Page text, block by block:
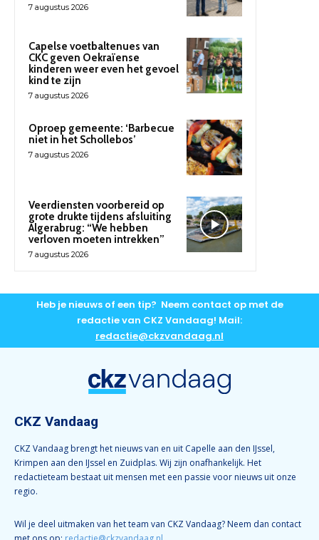
7 augustus 2026
Capelse voetbaltenues van
CKC geven Oekraïense
kinderen weer even het gevoel
kind te zijn
7 augustus 2026
Oproep gemeente: ‘Barbecue
niet in het Schollebos’
7 augustus 2026
Veerdiensten voorbereid op
grote drukte tijdens afsluiting
Algerabrug: “We hebben
verloven moeten intrekken”
7 augustus 2026
Heb je nieuws of een tip? Neem contact op met de
redactie van CKZ Vandaag! Mail:
redactie@ckzvandaag.nl
CKZ Vandaag
CKZ Vandaag brengt het nieuws van en uit Capelle aan den IJssel,
Krimpen aan den IJssel en Zuidplas. Wij zijn onafhankelijk. Het
redactieteam bestaat uit mensen met een passie voor nieuws uit onze
regio.
Wil je deel uitmaken van het team van CKZ Vandaag? Neem dan contact